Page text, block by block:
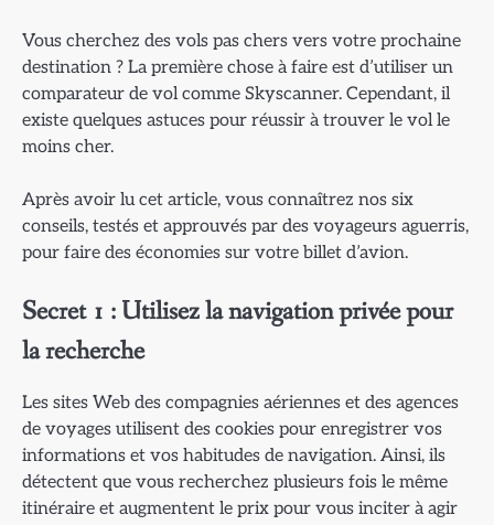
Vous cherchez des vols pas chers vers votre prochaine
destination ? La première chose à faire est d’utiliser un
comparateur de vol comme Skyscanner. Cependant, il
existe quelques astuces pour réussir à trouver le vol le
moins cher.
Après avoir lu cet article, vous connaîtrez nos six
conseils, testés et approuvés par des voyageurs aguerris,
pour faire des économies sur votre billet d’avion.
Secret 1 : Utilisez la navigation privée pour
la recherche
Les sites Web des compagnies aériennes et des agences
de voyages utilisent des cookies pour enregistrer vos
informations et vos habitudes de navigation. Ainsi, ils
détectent que vous recherchez plusieurs fois le même
itinéraire et augmentent le prix pour vous inciter à agir